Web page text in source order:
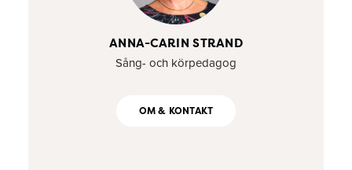
ANNA-CARIN STRAND
Sång- och körpedagog
OM & KONTAKT